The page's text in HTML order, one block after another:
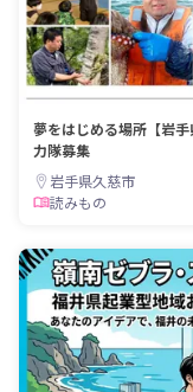
夢をはじめる場所【岩
力隊募集
岩手県久慈市
読みもの